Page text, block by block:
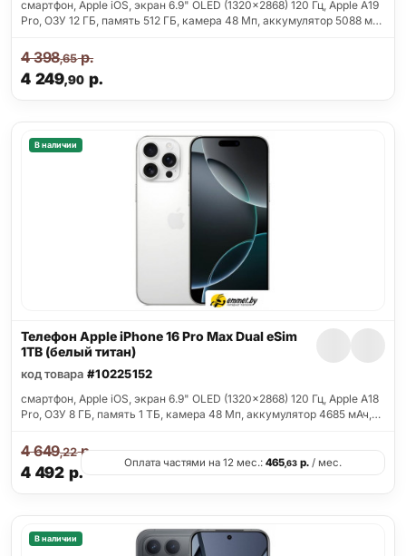
смартфон, Apple iOS, экран 6.9" OLED (1320x2868) 120 Гц, Apple A19
Pro, ОЗУ 12 ГБ, память 512 ГБ, камера 48 Мп, аккумулятор 5088 м…
4 249,90 р.
4 398,65р.
В наличии
Телефон Apple iPhone 16 Pro Max Dual eSim
1TB (белый титан)
код товара #10225152
смартфон, Apple iOS, экран 6.9" OLED (1320x2868) 120 Гц, Apple A18
Pro, ОЗУ 8 ГБ, память 1 ТБ, камера 48 Мп, аккумулятор 4685 мАч,…
4 492 р.
4 649,22р.
Оплата частями на 12 мес.: 465,63 р. / мес.
В наличии